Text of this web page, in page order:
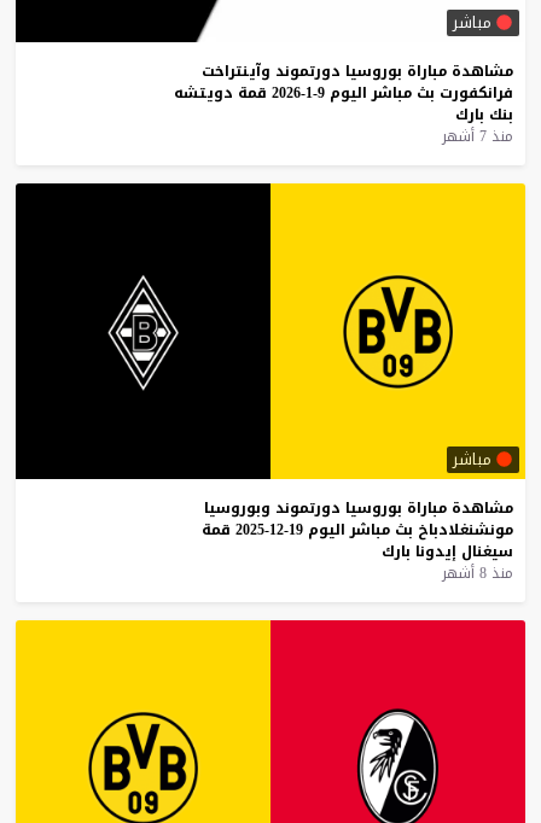
مباشر
مشاهدة مباراة بوروسيا دورتموند وآينتراخت
فرانكفورت بث مباشر اليوم 9-1-2026 قمة دويتشه
بنك بارك
منذ 7 أشهر
مباشر
مشاهدة مباراة بوروسيا دورتموند وبوروسيا
مونشنغلادباخ بث مباشر اليوم 19-12-2025
قمة
سيغنال إيدونا بارك
منذ 8 أشهر